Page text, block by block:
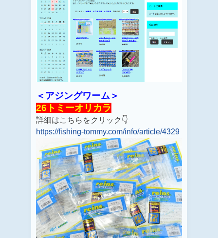
＜アジングワーム＞
26トミーオリカラ
詳細はこちらをクリック👇
https://fishing-tommy.com/info/article/4329